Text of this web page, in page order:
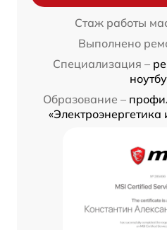
Стаж работы
Выполнено
Специализация –
Образование –
«Электроэнергетика